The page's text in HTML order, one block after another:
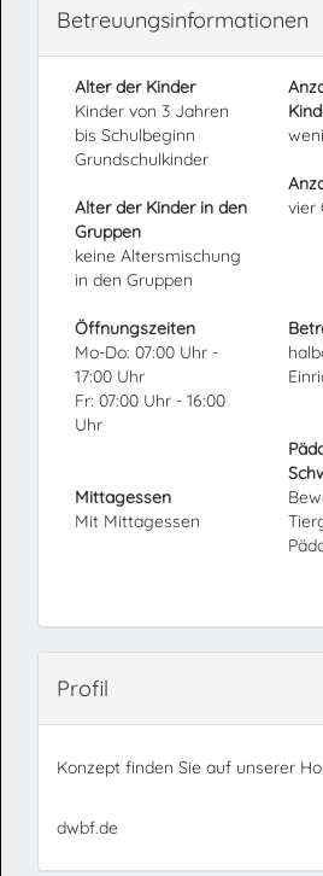
Betreuungsinformationen
Alter der Kinder
Kinder von 3 Jahren
bis Schulbeginn
Grundschulkinder
Alter der Kinder in den
Gruppen
keine Altersmischung
in den Gruppen
vier
Öffnungszeiten
Mo-Do: 07:00 Uhr -
17:00 Uhr
Fr: 07:00 Uhr - 16:00
Uhr
Mittagessen
Mit Mittagessen
Profil
Konzept finden Sie auf unserer
dwbf.de